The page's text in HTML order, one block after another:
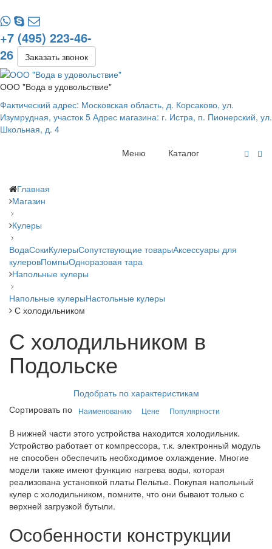
+7 (495) 223-46-
26
Заказать звонок
ООО "Вода в удовольствие"
Фактический адрес: Московская область, д. Корсаково, ул.
Изумрудная, участок 5 Адрес магазина: г. Истра, п. Пионерский, ул.
Школьная, д. 4
Каталог
Меню
Главная
Магазин
Кулеры
ВодаСокиКулерыСопутствующие товарыАксессуары для
кулеровПомпыОдноразовая тара
Напольные кулеры
Напольные кулерыНастольные кулеры
С холодильником
С холодильником в
Подольске
Подобрать по характеристикам
Сортировать по
Наименованию Цене Популярности
В нижней части этого устройства находится холодильник.
Устройство работает от компрессора, т.к. электронный модуль
не способен обеспечить необходимое охлаждение. Многие
модели также имеют функцию нагрева воды, которая
реализована установкой платы Пельтье. Покупая напольный
кулер с холодильником, помните, что они бывают только с
верхней загрузкой бутыли.
Особенности конструкции